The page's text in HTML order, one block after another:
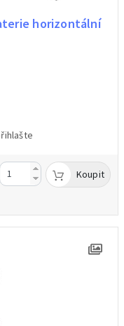
horizontální
Koupit